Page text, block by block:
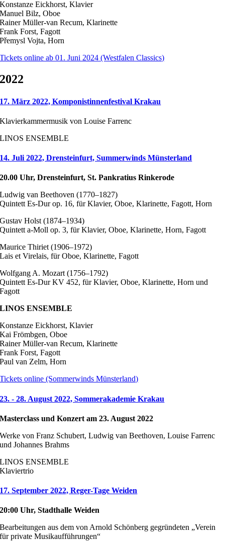
Konstanze Eickhorst, Klavier
Manuel Bilz, Oboe
Rainer Müller-van Recum, Klarinette
Frank Forst, Fagott
Přemysl Vojta, Horn
Tickets online ab 01. Juni 2024 (Westfalen Classics)
2022
17. März 2022, Komponistinnenfestival Krakau
Klavierkammermusik von Louise Farrenc
LINOS ENSEMBLE
14. Juli 2022, Drensteinfurt, Summerwinds Münsterland
20.00 Uhr, Drensteinfurt, St. Pankratius Rinkerode
Ludwig van Beethoven (1770–1827)
Quintett Es-Dur op. 16, für Klavier, Oboe, Klarinette, Fagott, Horn
Gustav Holst (1874–1934)
Quintett a-Moll op. 3, für Klavier, Oboe, Klarinette, Horn, Fagott
Maurice Thiriet (1906–1972)
Lais et Virelais, für Oboe, Klarinette, Fagott
Wolfgang A. Mozart (1756–1792)
Quintett Es-Dur KV 452, für Klavier, Oboe, Klarinette, Horn und
Fagott
LINOS ENSEMBLE
Konstanze Eickhorst, Klavier
Kai Frömbgen, Oboe
Rainer Müller-van Recum, Klarinette
Frank Forst, Fagott
Paul van Zelm, Horn
Tickets online (Sommerwinds Münsterland)
23. - 28. August 2022, Sommerakademie Krakau
Masterclass und Konzert am 23. August 2022
Werke von Franz Schubert, Ludwig van Beethoven, Louise Farrenc
und Johannes Brahms
LINOS ENSEMBLE
Klaviertrio
17. September 2022, Reger-Tage Weiden
20:00 Uhr, Stadthalle Weiden
Bearbeitungen aus dem von Arnold Schönberg gegründeten „Verein
für private Musikaufführungen“